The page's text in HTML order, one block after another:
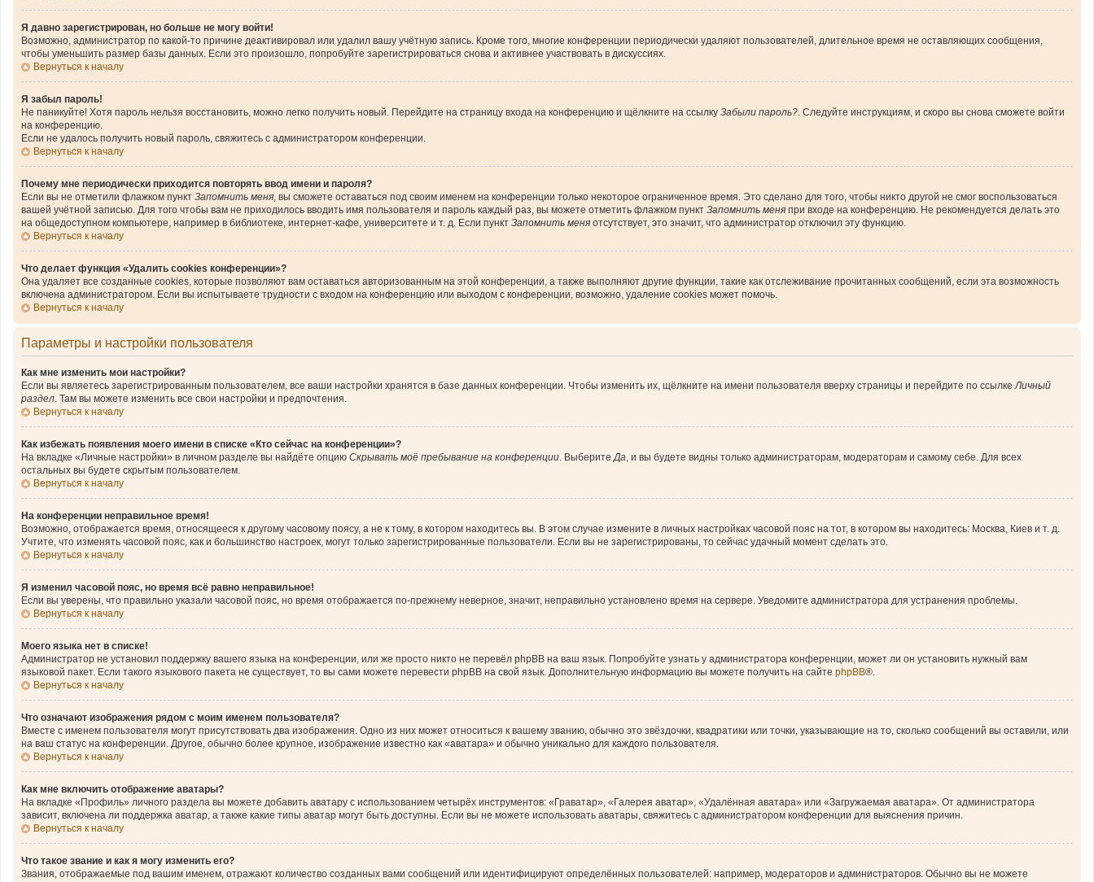
Я давно зарегистрирован, но больше не могу войти!
Возможно, администратор по какой-то причине деактивировал или удалил вашу учётную запись. Кроме того, многие конференции периодически удаляют пользователей, длительное время не оставляющих сообщения,
чтобы уменьшить размер базы данных. Если это произошло, попробуйте зарегистрироваться снова и активнее участвовать в дискуссиях.
Вернуться к началу
Я забыл пароль!
Не паникуйте! Хотя пароль нельзя восстановить, можно легко получить новый. Перейдите на страницу входа на конференцию и щёлкните на ссылку Забыли пароль? . Следуйте инструкциям, и скоро вы снова сможете войти
на конференцию.
Если не удалось получить новый пароль, свяжитесь с администратором конференции.
Вернуться к началу
Почему мне периодически приходится повторять ввод имени и пароля?
Если вы не отметили флажком пункт Запомнить меня , вы сможете оставаться под своим именем на конференции только некоторое ограниченное время. Это сделано для того, чтобы никто другой не смог воспользоваться
вашей учётной записью. Для того чтобы вам не приходилось вводить имя пользователя и пароль каждый раз, вы можете отметить флажком пункт Запомнить меня при входе на конференцию. Не рекомендуется делать это
на общедоступном компьютере, например в библиотеке, интернет-кафе, университете и т. д. Если пункт Запомнить меня отсутствует, это значит, что администратор отключил эту функцию.
Вернуться к началу
Что делает функция «Удалить cookies конференции»?
Она удаляет все созданные cookies, которые позволяют вам оставаться авторизованным на этой конференции, а также выполняют другие функции, такие как отслеживание прочитанных сообщений, если эта возможность
включена администратором. Если вы испытываете трудности с входом на конференцию или выходом с конференции, возможно, удаление cookies может помочь.
Вернуться к началу
Параметры и настройки пользователя
Как мне изменить мои настройки?
Если вы являетесь зарегистрированным пользователем, все ваши настройки хранятся в базе данных конференции. Чтобы изменить их, щёлкните на имени пользователя вверху страницы и перейдите по ссылке Личный
раздел . Там вы можете изменить все свои настройки и предпочтения.
Вернуться к началу
Как избежать появления моего имени в списке «Кто сейчас на конференции»?
На вкладке «Личные настройки» в личном разделе вы найдёте опцию Скрывать моё пребывание на конференции . Выберите Да , и вы будете видны только администраторам, модераторам и самому себе. Для всех
остальных вы будете скрытым пользователем.
Вернуться к началу
На конференции неправильное время!
Возможно, отображается время, относящееся к другому часовому поясу, а не к тому, в котором находитесь вы. В этом случае измените в личных настройках часовой пояс на тот, в котором вы находитесь: Москва, Киев и т. д.
Учтите, что изменять часовой пояс, как и большинство настроек, могут только зарегистрированные пользователи. Если вы не зарегистрированы, то сейчас удачный момент сделать это.
Вернуться к началу
Я изменил часовой пояс, но время всё равно неправильное!
Если вы уверены, что правильно указали часовой пояс, но время отображается по-прежнему неверное, значит, неправильно установлено время на сервере. Уведомите администратора для устранения проблемы.
Вернуться к началу
Моего языка нет в списке!
Администратор не установил поддержку вашего языка на конференции, или же просто никто не перевёл phpBB на ваш язык. Попробуйте узнать у администратора конференции, может ли он установить нужный вам
языковой пакет. Если такого языкового пакета не существует, то вы сами можете перевести phpBB на свой язык. Дополнительную информацию вы можете получить на сайте phpBB®.
Вернуться к началу
Что означают изображения рядом с моим именем пользователя?
Вместе с именем пользователя могут присутствовать два изображения. Одно из них может относиться к вашему званию, обычно это звёздочки, квадратики или точки, указывающие на то, сколько сообщений вы оставили, или
на ваш статус на конференции. Другое, обычно более крупное, изображение известно как «аватара» и обычно уникально для каждого пользователя.
Вернуться к началу
Как мне включить отображение аватары?
На вкладке «Профиль» личного раздела вы можете добавить аватару с использованием четырёх инструментов: «Граватар», «Галерея аватар», «Удалённая аватара» или «Загружаемая аватара». От администратора
зависит, включена ли поддержка аватар, а также какие типы аватар могут быть доступны. Если вы не можете использовать аватары, свяжитесь с администратором конференции для выяснения причин.
Вернуться к началу
Что такое звание и как я могу изменить его?
Звания, отображаемые под вашим именем, отражают количество созданных вами сообщений или идентифицируют определённых пользователей: например, модераторов и администраторов. Обычно вы не можете